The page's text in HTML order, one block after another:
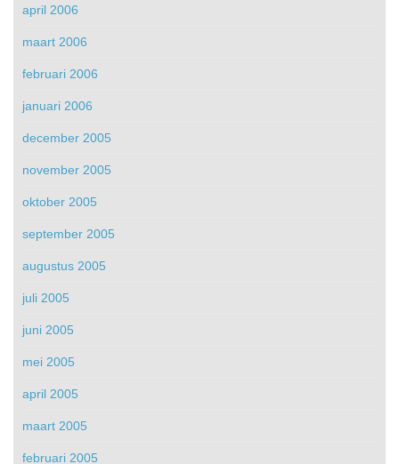
april 2006
maart 2006
februari 2006
januari 2006
december 2005
november 2005
oktober 2005
september 2005
augustus 2005
juli 2005
juni 2005
mei 2005
april 2005
maart 2005
februari 2005